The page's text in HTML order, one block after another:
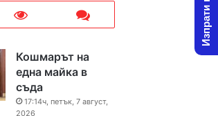
Кошмарът на
една майка в
съда
17:14ч, петък, 7 август,
2026